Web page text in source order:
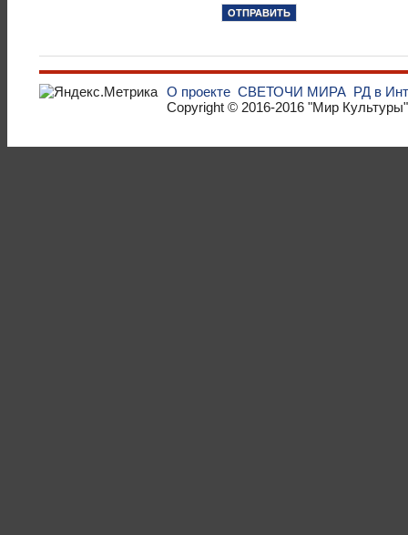
О проекте СВЕТОЧИ МИРА РД в
Copyright © 2016-2016 "Мир Культуры"